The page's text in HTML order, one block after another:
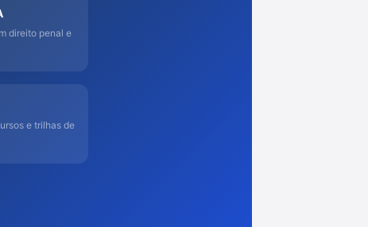
direito penal e
e trilhas de